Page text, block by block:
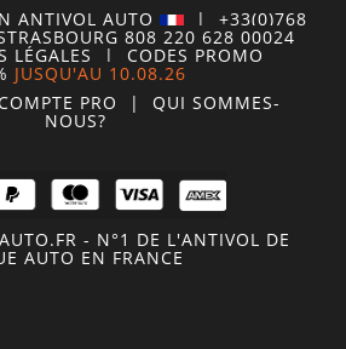
ANTIVOL AUTO | +33(0)768
808 220 628 00024
LÉGALES | CODES PROMO
JUSQU'AU 10.08.26
PRO | QUI SOMMES-
NOUS?
- N°1 DE L'ANTIVOL DE
AUTO EN FRANCE